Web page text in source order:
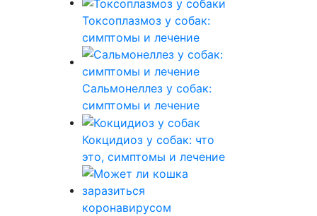
Токсоплазмоз у собак:
симптомы и лечение
Сальмонеллез у собак:
симптомы и лечение
Кокцидиоз у собак: что
это, симптомы и лечение